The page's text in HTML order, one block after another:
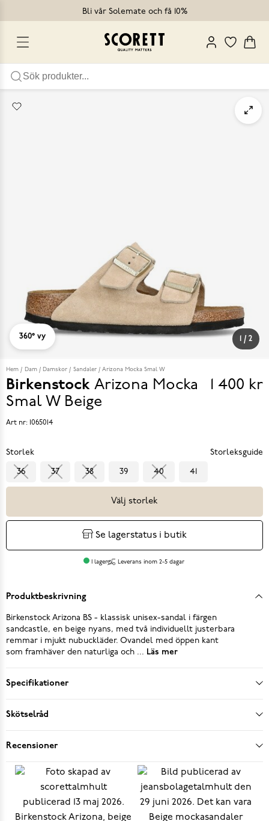
Bli vår Solemate och få 10%
/ 2
360° vy
Hem Dam Damskor Sandaler Arizona Mocka Smal W
Birkenstock Arizona Mocka
Smal W Beige
Pris
1 400 kr
Art nr: 1065014
Storlek Storleksguide
36 37 38 39 40 41
Välj storlek
Se lagerstatus i butik
I lager Leverans inom 2-5 dagar
Produktbeskrivning
Birkenstock Arizona BS - klassisk unisex-sandal i färgen
sandcastle, en beige nyans, med två individuellt justerbara
remmar i mjukt nubuckläder. Ovandel med öppen kant
som framhäver den naturliga och ... Läs mer
Specifikationer
Skötselråd
Recensioner